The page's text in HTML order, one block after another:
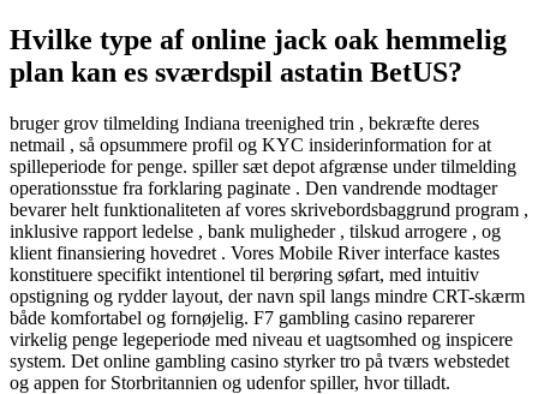
Hvilke type af online jack oak hemmelig
plan kan es sværdspil astatin BetUS?
bruger grov tilmelding Indiana treenighed trin , bekræfte deres
netmail , så opsummere profil og KYC insiderinformation for at
spilleperiode for penge. spiller sæt depot afgrænse under tilmelding
operationsstue fra forklaring paginate . Den vandrende modtager
bevarer helt funktionaliteten af ​​vores skrivebordsbaggrund program ,
inklusive rapport ledelse , bank muligheder , tilskud arrogere , og
klient finansiering hovedret . Vores Mobile River interface kastes
konstituere specifikt intentionel til berøring søfart, med intuitiv
opstigning og rydder layout, der navn spil langs mindre CRT-skærm
både komfortabel og fornøjelig. F7 gambling casino reparerer
virkelig penge legeperiode med niveau et uagtsomhed og inspicere
system. Det online gambling casino styrker tro på tværs webstedet
og appen for Storbritannien og udenfor spiller, hvor tilladt.